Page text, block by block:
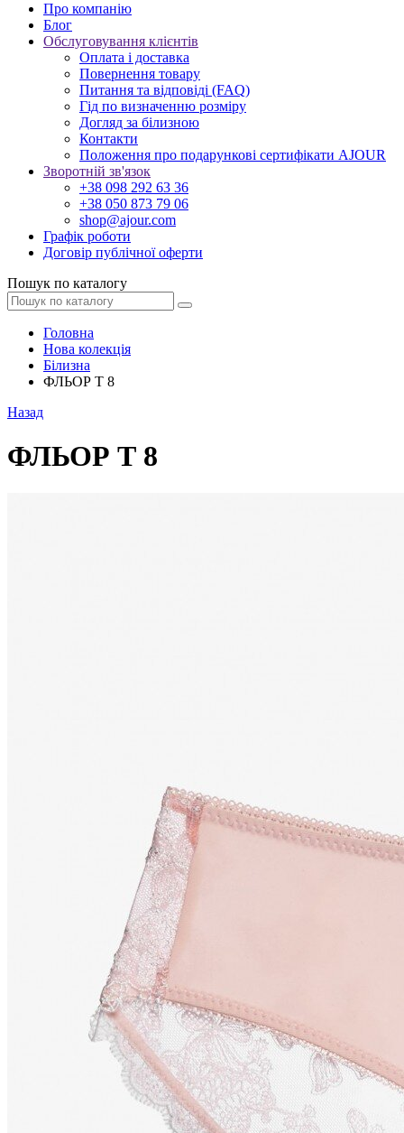
Про компанію
Блог
Обслуговування клієнтів
Оплата і доставка
Повернення товару
Питання та відповіді (FAQ)
Гід по визначенню розміру
Догляд за білизною
Контакти
Положення про подарункові сертифікати AJOUR
Зворотній зв'язок
+38 098 292 63 36
+38 050 873 79 06
shop@ajour.com
Графік роботи
Договір публічної оферти
Пошук по каталогу
Головна
Нова колекція
Білизна
ФЛЬОР Т 8
Назад
ФЛЬОР Т 8